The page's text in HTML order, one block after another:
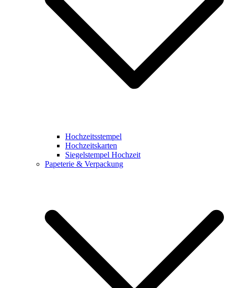
Hochzeitsstempel
Hochzeitskarten
Siegelstempel Hochzeit
Papeterie & Verpackung